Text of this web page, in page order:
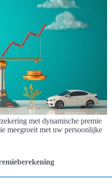
met dynamische premie
meegroeit met uw persoonlijke